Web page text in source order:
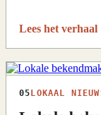
Lees het verhaal
05 LOKAAL